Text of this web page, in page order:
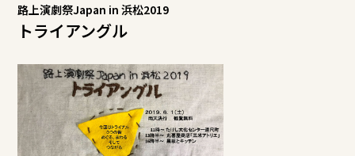
路上演劇祭Japan in 浜松2019
トライアングル